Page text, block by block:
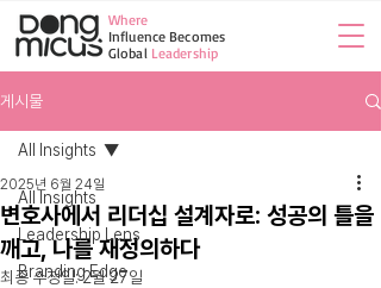
Where​
Influence Becomes
Global Leadership
게시물
All Insights
Leadership Lens
Branding Edge
All Insights
변호사에서 리더십 설계자로: 성공의 틀을
깨고, 나를 재정의하다
2025년 6월 24일
최종 수정일:2월 27일